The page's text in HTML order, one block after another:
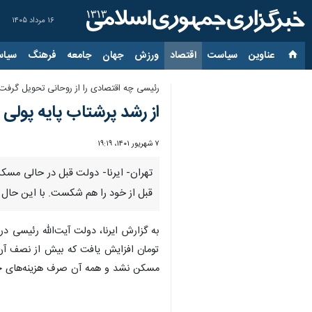
۱۶ مرداد ۱۴۰۵
عناوین‌ سیاست اقتصاد ورزش جهان جامعه فرهنگ
رئیسی چه اقتصادی را از روحانی تحویل
از رشد پرشتاب پایه
۷ شهریور ۱۴۰۱، ۱۹:۱۹